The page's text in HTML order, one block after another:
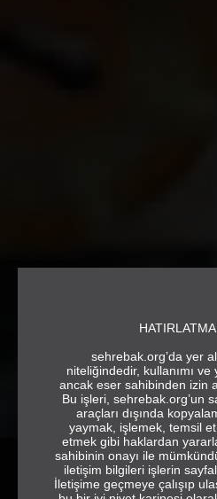
sehrebak.org’da yer
niteliğindedir, kullanımı ve
ancak eser sahibinden izin
Bu işleri, sehrebak.org’un
araçları dışında
yaymak, işlemek, temsil
etmek gibi haklardan
sahibinin onayı ile
iletişim bilgileri işlerin
İletişime geçmeye çalışıp